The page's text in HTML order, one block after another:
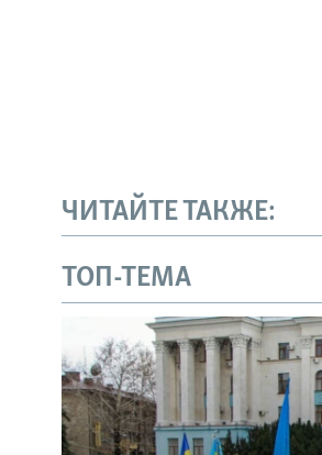
ЧИТАЙТЕ ТАКЖЕ:
ТОП-ТЕМА